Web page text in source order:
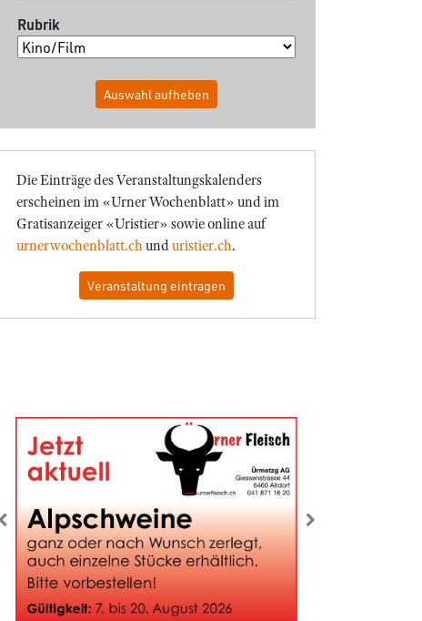
Rubrik
Auswahl aufheben
Die Einträge des Veranstaltungskalenders
erscheinen im «Urner Wochenblatt» und im
Gratisanzeiger «Uristier» sowie online auf
urnerwochenblatt.ch unduristier.ch.
Veranstaltung eintragen
zurück